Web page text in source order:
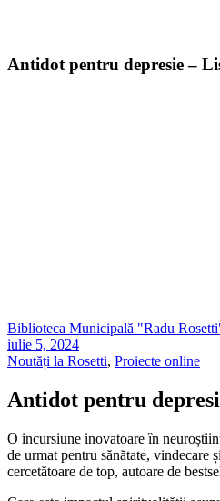
Antidot pentru depresie –
Biblioteca Municipală "Radu
iulie 5, 2024
Noutăți la Rosetti, Proiecte online
Antidot pentru
O incursiune inovatoare în
de urmat pentru sănătate, vindecare
cercetătoare de top, autoare de